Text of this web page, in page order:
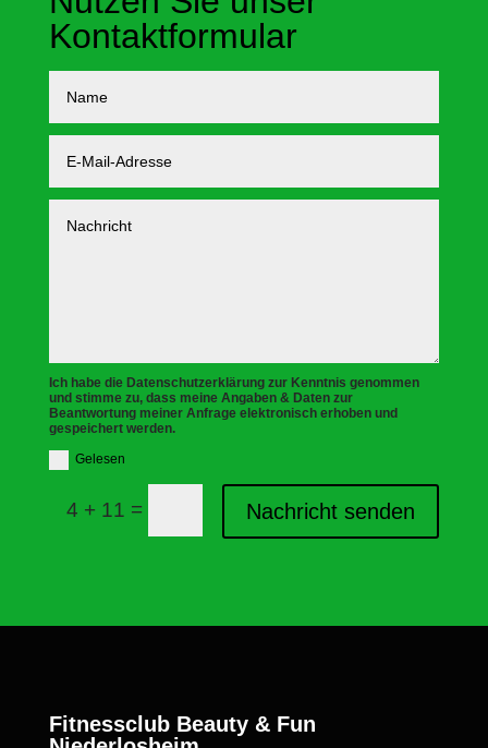
Kontaktformular
Ich habe die Datenschutzerklärung zur Kenntnis genommen
und stimme zu, dass meine Angaben & Daten zur
Beantwortung meiner Anfrage elektronisch erhoben und
gespeichert werden.
Gelesen
4 + 11 = Nachricht senden
Fitnessclub Beauty & Fun